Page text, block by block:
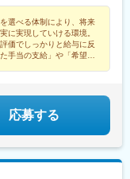
津駅(大阪府・阪急
、松屋町駅、阿倍野駅
成上野駅、馬喰町駅、
車道駅、日本大通り
、南方駅(大阪府)、なん
館小学校前駅、日吉町
の口駅、九品仏駅、浜町
込柳町駅、品川シーサ
駅、登戸駅、海老名駅
、北与野駅、京成西船
八幡駅(都営線)、リゾー
間駅、京成稲毛駅、習
西桐生駅、宇都宮駅、
木公園駅、虎ノ門ヒル
、銀座一丁目駅、白金
九品仏駅、菊川駅(東京
高島町駅、高津駅(神奈
)、京成八幡駅、東京デ
ことがあっても常にチ
り！強制ではないです
交流できる時間として
す。
駅(東京都)、勝どき
丁目駅、神田駅(東京
駅、荻窪駅、高円寺
暮里駅(舎人ライナー)、
立川駅、八王子駅、三
駅、青物横丁駅、用賀
、西荻窪駅、東中野
選べる体制により、将来
に実現していける環境。
価でしっかりと給与に反
手当の支給」や「希望給
応募する